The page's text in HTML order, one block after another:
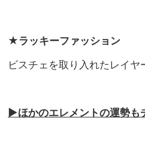
★ラッキーファッション
ビスチェを取り入れたレイヤ
▶︎ほかのエレメントの運勢も